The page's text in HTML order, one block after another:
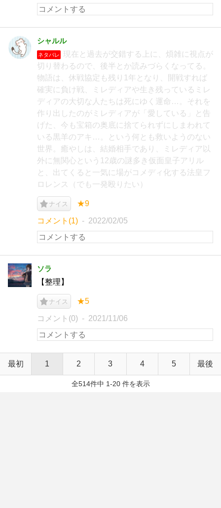
シャルル
ネタバレ
現在と過去が交錯する上に、煩雑に視点が
切り替わるので、後半とか読みづらくなってる。
物語は、休戦協定も残り1年となり、開戦すれば
確実に負け戦、ミレディアや生き残っているミレ
ディアの大切な人たちは死にゆく運命…。それを
作り出したのがミレディアが「愛している」と告
げた、今も宝箱の奥底に捨てられずにしまわれて
いる黒羊のアキ…。という何とも救いようのない
世界。癒やしは、結婚相手であり、ミレディア以
外に無関心という12歳の謎多き仮面皇子アリル
と、出てくると一気に場がコメディ化する法皇フ
ロレンス（でも一発殴りたい）
ナイス ★9
コメント(1) 2022/02/05
ソラ
【整理】
ナイス ★5
コメント(0) 2021/11/06
最初 1 2 3 4 5 最後
全514件中 1-20 件を表示